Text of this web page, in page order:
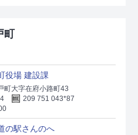
役場 建設課
町大字在府小路町43
209 751 043*87
の駅さんのへ